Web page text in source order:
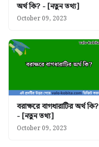
অর্থ কি? - [নতুন তথ্য]
October 09, 2023
বরাক্ষরে বাগধারাটির অর্থ কি?
- [নতুন তথ্য]
October 09, 2023